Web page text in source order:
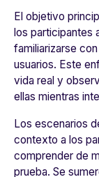
El objetivo
los participantes
familiarizarse
usuarios. Este
vida real y
ellas mientras
Los escenarios
contexto a los
comprender de
prueba. Se